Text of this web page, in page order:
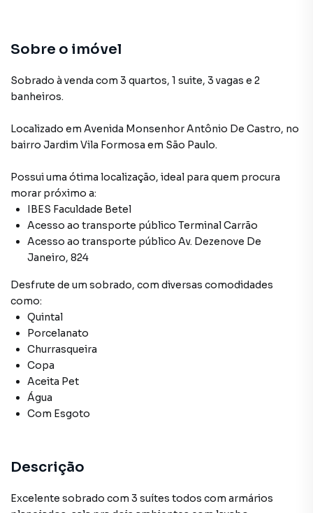
Sobre o imóvel
Sobrado à venda com 3 quartos, 1 suite, 3 vagas e 2
banheiros.
Localizado em Avenida Monsenhor Antônio De Castro, no
bairro Jardim Vila Formosa em São Paulo.
Possui uma ótima localização, ideal para quem procura
morar próximo a:
IBES Faculdade Betel
Acesso ao transporte público Terminal Carrão
Acesso ao transporte público Av. Dezenove De
Janeiro, 824
Desfrute de um sobrado, com diversas comodidades
como:
Quintal
Porcelanato
Churrasqueira
Copa
Aceita Pet
Água
Com Esgoto
Descrição
Excelente sobrado com 3 suítes todos com armários